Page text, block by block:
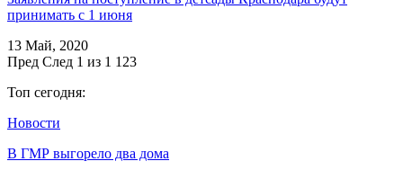
принимать с 1 июня
13 Май, 2020
Пред След 1 из 1 123
Топ сегодня:
Новости
В ГМР выгорело два дома